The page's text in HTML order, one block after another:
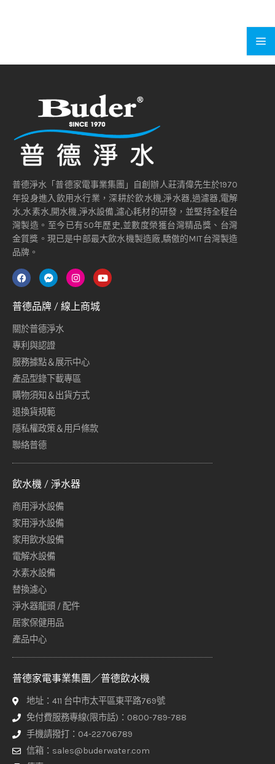
普德淨水「普德家電事業集團」自創辦人莊清偉先生於1970
年投身進入飲用水行業，深耕於飲水機,淨水器,過濾器,電解
水,水素水,開水機,淨水設備,濾心耗材的研發，並堅持全程台
灣製造。至今已有50年歷史,並數度榮獲台灣精品獎、台灣
金質獎。現已是中部最大飲水機製造廠,驕傲的MIT台灣製造
品牌。
普德品牌 / 線上商城
關於普德淨水
專利與認證
服務據點＆展示中心
產品型錄下載專區
購物須知＆出貨方式
退換貨規範
隱私權政策＆用戶條款
聯絡普德
飲水機 / 淨水器
商用淨水設備
家用淨水設備
家用飲水設備
電解水設備
水素水設備
替換濾心
淨水器龍頭 / 配件
居家保健用品
產品中心
普德家電事業集團／普德飲水機
地址：411 台中市太平區東平路769號
免付費服務專線(限市話)：0800-789-788
手機請撥打：04-22706789
信箱：sales@buderwater.com